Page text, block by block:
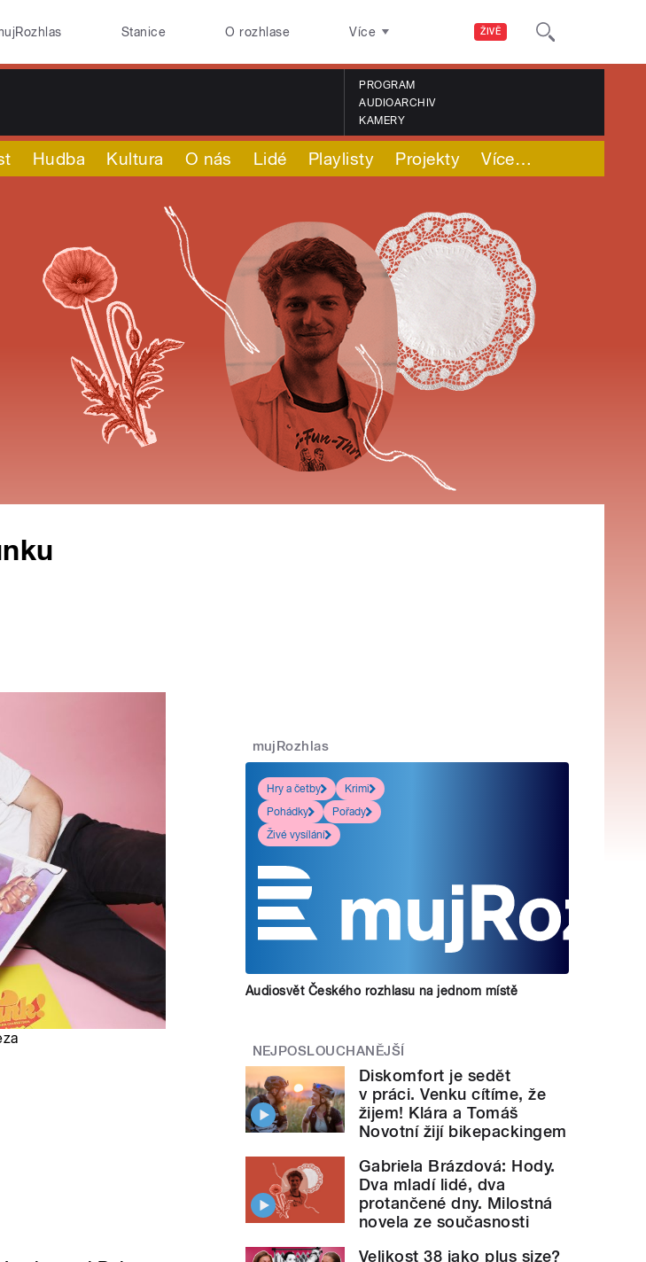
ŽIVĚ
Stanice O rozhlase Více
PROGRAM
AUDIOARCHIV
KAMERY
Hudba Kultura O nás Lidé Playlisty Projekty Více…
mujRozhlas
Hry a četby
Krimi
Pohádky
Pořady
Živé vysílání
Audiosvět Českého rozhlasu na jednom místě
NEJPOSLOUCHANĚJŠÍ
Diskomfort je sedět
v práci. Venku cítíme, že
žijem! Klára a Tomáš
Novotní žijí bikepackingem
Gabriela Brázdová: Hody.
Dva mladí lidé, dva
protančené dny. Milostná
novela ze současnosti
Velikost 38 jako plus size?